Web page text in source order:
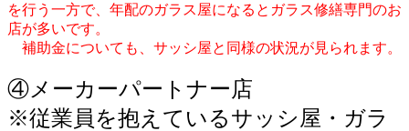
を行う一方で、年配のガラス屋になるとガラス修繕専門のお
店が多いです。
補助金についても、サッシ屋と同様の状況が見られます。
④メーカーパートナー店
※従業員を抱えているサッシ屋・ガラ